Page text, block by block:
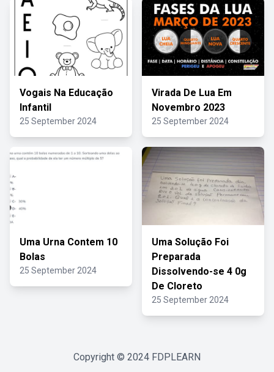
Vogais Na Educação
Infantil
25 September 2024
Virada De Lua Em
Novembro 2023
25 September 2024
Uma Urna Contem 10
Bolas
25 September 2024
Uma Solução Foi
Preparada
Dissolvendo-se 4 0g
De Cloreto
25 September 2024
Copyright © 2024 FDPLEARN